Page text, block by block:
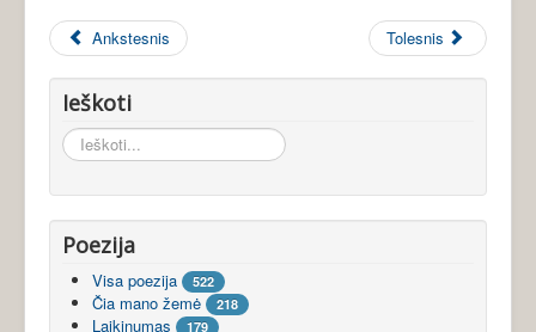
Ankstesnis Tolesnis
Ieškoti
Ieškoti...
Poezija
Visa poezija 522
Čia mano žemė 218
Laikinumas 179